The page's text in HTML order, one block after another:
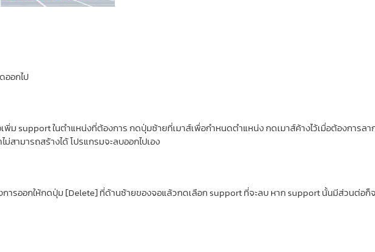
ออกไป
ม support ในตำแหน่งที่ต้องการ กดปุ่มซ้ายที่เมาส์เพื่อกำหนดตำแหน่ง กดเมาส์ค้างไว้เมื่อต้องการล
สามารถสร้างได้ โปรแกรมจะลบออกไปเอง
ารออกให้กดปุ่ม [Delete] ที่ด้านซ้ายของจอแล้วกดเลือก support ที่จะลบ หาก support นั้นมีส่วนต่อก็